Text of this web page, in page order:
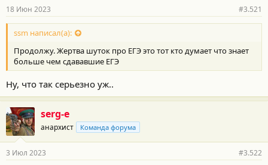
н
о
с
и
:
18 Июн 2023 #3.521
ssm написал(а):
Продолжу. Жертва шуток про ЕГЭ это тот кто думает что знает
больше чем сдававшие ЕГЭ
Ну, что так серьезно уж..
serg-e
анархист Команда форума
3 Июл 2023 #3.522